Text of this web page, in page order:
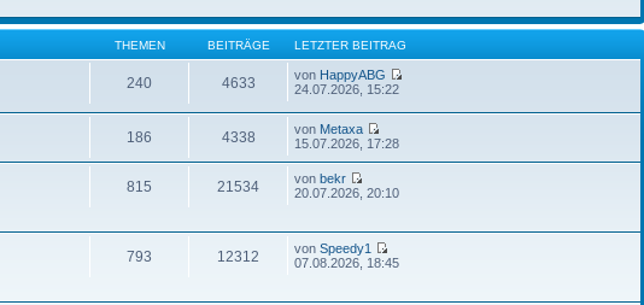
THEMEN BEITRÄGE LETZTER BEITRAG
240 4633 von HappyABG
24.07.2026, 15:22
186 4338 von Metaxa
15.07.2026, 17:28
815 21534 vonbekr
20.07.2026, 20:10
793 12312 vonSpeedy1
07.08.2026, 18:45